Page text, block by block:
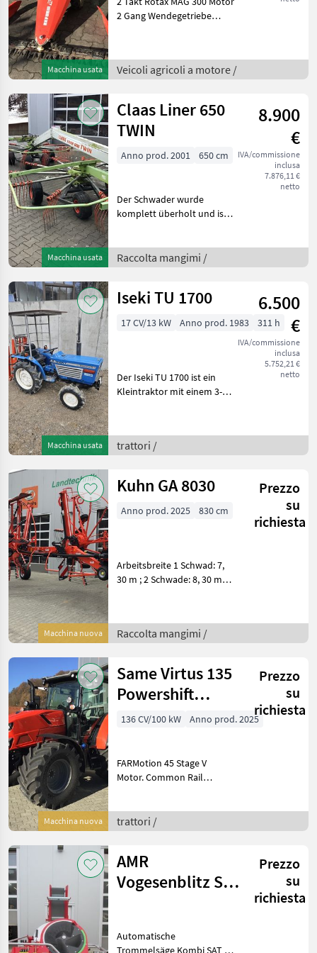
Macchina usata
2 Gang Wendegetriebe
cilindro, Freno di sterzo, :, :
1 cilindro Veicoli agricoli a
Veicoli agricoli a motore /
Macchina usata
Claas Liner 650
TWIN
8.900
€
IVA/commissione
inclusa
7.876,11 €
netto
Anno prod. 2001 650 cm
Der Schwader wurde
komplett überholt und ist
Kreiseldurchmesser 2, 9m
Vorder Kreisel 11 Arme je 3
Raccolta mangimi /
Macchina usata
Iseki TU 1700
6.500
€
IVA/commissione
inclusa
5.752,21 €
netto
17 CV/13 kW Anno prod. 1983 311 h
Der Iseki TU 1700 ist ein
Kleintraktor mit einem 3-
Hubraum von ca. 1200 ccm
hat. Er verfügt über einen
trattori /
Macchina nuova
Kuhn GA 8030
Prezzo
su
richiesta
Anno prod. 2025 830 cm
Arbeitsbreite 1 Schwad: 7,
30 m ; 2 Schwade: 8, 30 m
99 m Transport
Raccolta mangimi /
Macchina nuova
Same Virtus 135
Powershift
(Stage V)
Prezzo
su
richiesta
136 CV/100 kW Anno prod. 2025
FARMotion 45 Stage V
Motor. Common Rail
Intercooler. EGR , DOC , DPF
, SCR. Nenndrehzahl 2200
trattori /
AMR
Vogesenblitz SAT
Prezzo
su
richiesta
Automatische
Trommelsäge Kombi SAT 4-